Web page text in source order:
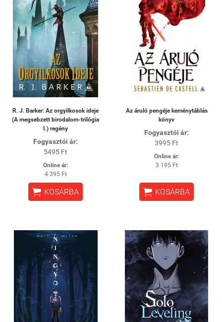
R. J. Barker: Az orgyilkosok ideje
(A megsebzett birodalom-trilógia
I.) regény
Fogyasztói ár:
5495 Ft
Online ár:
4 395 Ft
 KOSÁRBA
Az áruló pengéje keménytáblás
könyv
Fogyasztói ár:
3995 Ft
Online ár:
3 195 Ft
 KOSÁRBA